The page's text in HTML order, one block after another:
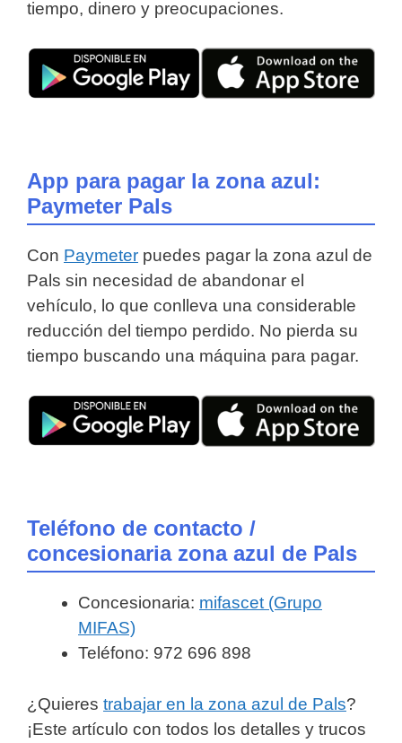
tiempo, dinero y preocupaciones.
App para pagar la zona azul:
Paymeter Pals
Con Paymeter puedes pagar la zona azul de
Pals sin necesidad de abandonar el
vehículo, lo que conlleva una considerable
reducción del tiempo perdido. No pierda su
tiempo buscando una máquina para pagar.
Teléfono de contacto /
concesionaria zona azul de Pals
Concesionaria: mifascet (Grupo
MIFAS)
Teléfono: 972 696 898
¿Quieres trabajar en la zona azul de Pals?
¡Este artículo con todos los detalles y trucos